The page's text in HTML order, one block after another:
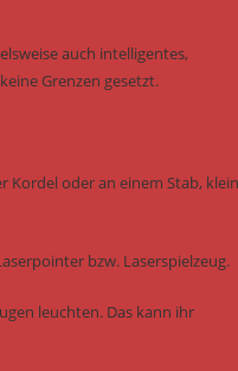
auch intelligentes,
Grenzen gesetzt.
Kordel oder an einem Stab,
bzw. Laserspielzeug.
leuchten. Das kann ihr